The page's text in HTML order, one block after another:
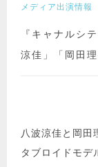
『キャナルシ
涼佳」「岡田
メディア出演情報
八波涼佳と岡田
タブロイドモデ